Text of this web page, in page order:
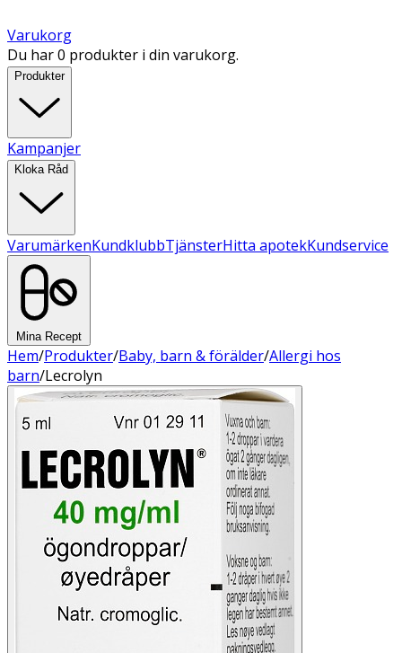
Varukorg
Du har 0 produkter i din varukorg.
Produkter
Kampanjer
Kloka Råd
VarumärkenKundklubbTjänsterHitta apotekKundservice
Mina Recept
Hem/Produkter/Baby, barn & förälder/Allergi hos
barn/Lecrolyn